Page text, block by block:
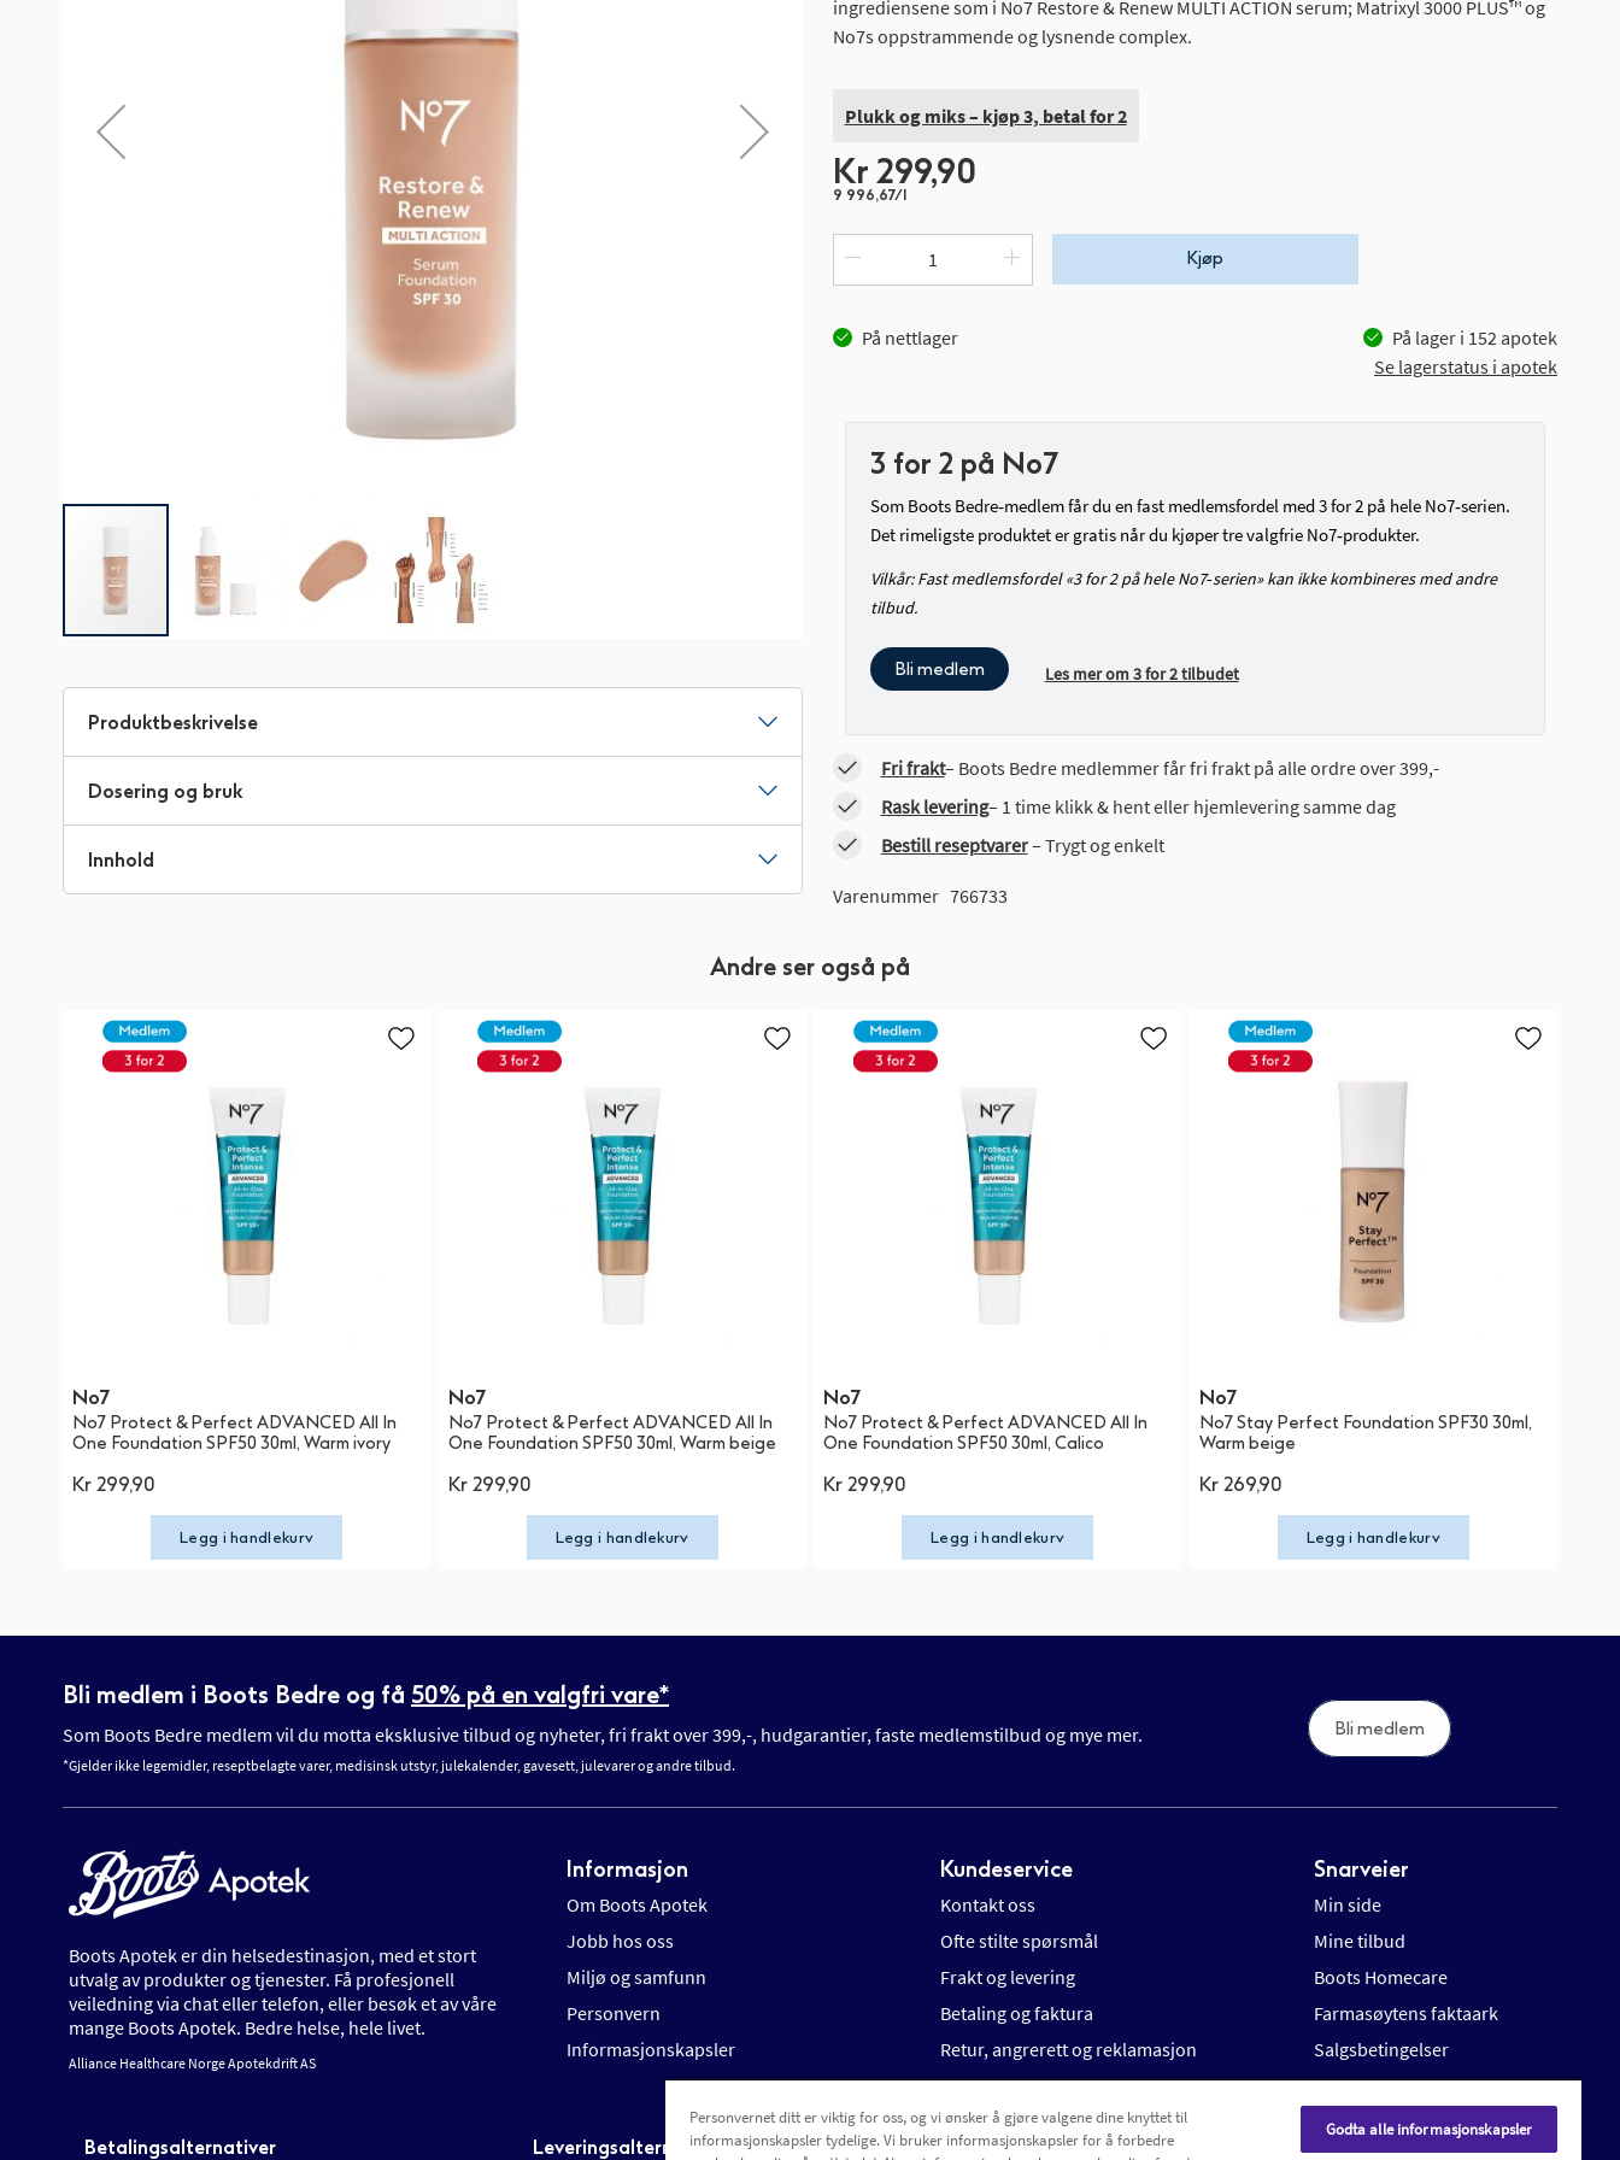
ingrediensene som i No7 Restore & Renew MULTI ACTION serum; Matrixyl 3000 PLUS™ og
No7s oppstrammende og lysnende complex.
Plukk og miks – kjøp 3, betal for 2
Kr 299,90
9 996,67/l
Kjøp
På nettlager På lager i 152apotek
Se lagerstatus i apotek
3 for 2 på No7
Som Boots Bedre‑medlem får du en fast medlemsfordel med 3 for 2 på hele No7‑serien.
Det rimeligste produktet er gratis når du kjøper tre valgfrie No7‑produkter.
Vilkår: Fast medlemsfordel «3 for 2 på hele No7‑serien» kan ikke kombineres med andre
tilbud.
Bli medlem Les mer om 3 for 2 tilbudet
Fri frakt– Boots Bedre medlemmer får fri frakt på alle ordre over 399,-
Rask levering– 1 time klikk & hent eller hjemlevering samme dag
Bestill reseptvarer– Trygt og enkelt
Varenummer 766733
til
begynnelsen
Produktbeskrivelse
Dosering og bruk
Innhold
Andre ser også på
No7
No7 Protect & Perfect ADVANCED All In
One Foundation SPF50 30ml, Warm ivory
Kr 299,90
Legg i handlekurv
No7
No7 Protect & Perfect ADVANCED All In
One Foundation SPF50 30ml, Warm beige
Kr 299,90
Legg i handlekurv
No7
No7 Protect & Perfect ADVANCED All In
One Foundation SPF50 30ml, Calico
Kr 299,90
Legg i handlekurv
No7
No7 Stay Perfect Foundation SPF30 30ml,
Warm beige
Kr 269,90
Legg i handlekurv
Bli medlem i Boots Bedre og få 50% på en valgfri vare*
Som Boots Bedre medlem vil du motta eksklusive tilbud og nyheter, fri frakt over 399,-, hudgarantier, faste medlemstilbud og mye mer.
*Gjelder ikke legemidler, reseptbelagte varer, medisinsk utstyr, julekalender, gavesett, julevarer og andre tilbud.
Bli medlem
Boots Apotek er din helsedestinasjon, med et stort
utvalg av produkter og tjenester. Få profesjonell
veiledning via chat eller telefon, eller besøk et av våre
mange Boots Apotek. Bedre helse, hele livet.
Alliance Healthcare Norge Apotekdrift AS
Informasjon
Om Boots Apotek
Jobb hos oss
Miljø og samfunn
Personvern
Informasjonskapsler
Kundeservice
Kontakt oss
Ofte stilte spørsmål
Frakt og levering
Betaling og faktura
Retur, angrerett og reklamasjon
Snarveier
Min side
Mine tilbud
Boots Homecare
Farmasøytens faktaark
Salgsbetingelser
Betalingsalternativer Leveringsalternativer
Personvernet ditt er viktig for oss, og vi ønsker å gjøre valgene dine knyttet til
informasjonskapsler tydelige. Vi bruker informasjonskapsler for å forbedre
Godta alle informasjonskapsler